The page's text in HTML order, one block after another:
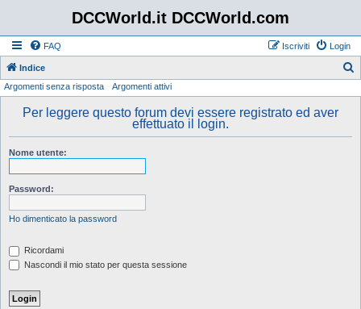
DCCWorld.it DCCWorld.com
FAQ Login
Iscriviti
Indice
Argomenti senza risposta Argomenti attivi
Per leggere questo forum devi essere registrato ed aver
effettuato il login.
Nome utente:
Password:
Ho dimenticato la password
Ricordami
Nascondi il mio stato per questa sessione